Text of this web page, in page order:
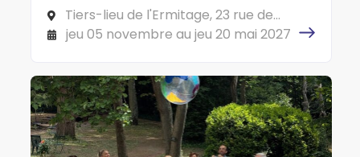
porter...
Tiers-lieu de l'Ermitage, 23 rue de
l'Ermitage, 78000 VERSAILLES
jeu 05 novembre au jeu 20 mai 2027